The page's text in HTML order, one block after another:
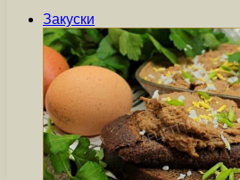
Закуски